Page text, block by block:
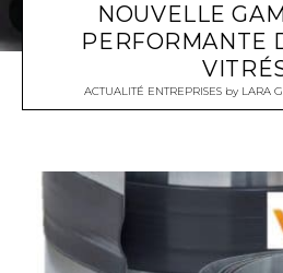
NOUVELLE
PERFORMANTE
ACTUALITÉ ENTREPRISESby LARA